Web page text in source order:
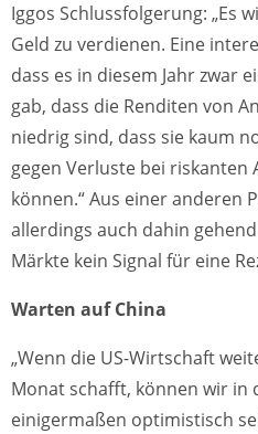
Iggos Schlussfolgerung: „Es
Geld zu verdienen. Eine
dass es in diesem Jahr zwar
gab, dass die Renditen von
niedrig sind, dass sie kaum
gegen Verluste bei riskanten
können.“ Aus einer anderen
allerdings auch dahin
Märkte kein Signal für eine
Warten auf China
„Wenn die US-Wirtschaft
Monat schafft, können wir in
einigermaßen optimistisch